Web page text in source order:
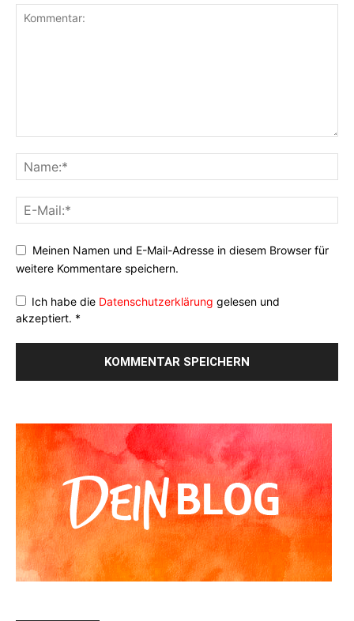
Meinen Namen und E-Mail-Adresse in diesem Browser für
weitere Kommentare speichern.
Ich habe die Datenschutzerklärung gelesen und
akzeptiert. *